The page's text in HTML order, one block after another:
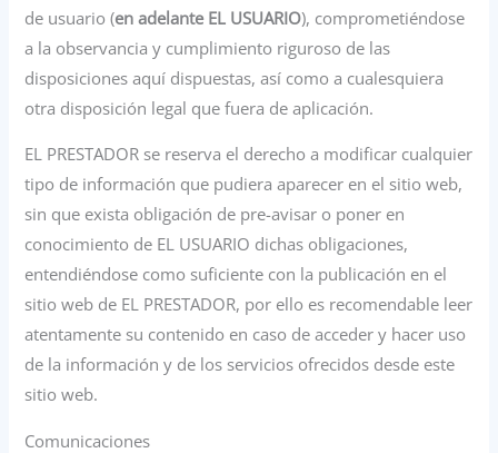
de usuario (en adelante EL USUARIO), comprometiéndose
a la observancia y cumplimiento riguroso de las
disposiciones aquí dispuestas, así como a cualesquiera
otra disposición legal que fuera de aplicación.
EL PRESTADOR se reserva el derecho a modificar cualquier
tipo de información que pudiera aparecer en el sitio web,
sin que exista obligación de pre-avisar o poner en
conocimiento de EL USUARIO dichas obligaciones,
entendiéndose como suficiente con la publicación en el
sitio web de EL PRESTADOR, por ello es recomendable leer
atentamente su contenido en caso de acceder y hacer uso
de la información y de los servicios ofrecidos desde este
sitio web.
Comunicaciones